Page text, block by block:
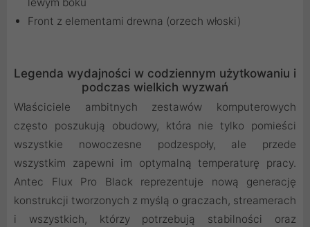
lewym boku
Front z elementami drewna (orzech włoski)
Legenda wydajności w codziennym użytkowaniu i
podczas wielkich wyzwań
Właściciele ambitnych zestawów komputerowych
często poszukują obudowy, która nie tylko pomieści
wszystkie nowoczesne podzespoły, ale przede
wszystkim zapewni im optymalną temperaturę pracy.
Antec Flux Pro Black reprezentuje nową generację
konstrukcji tworzonych z myślą o graczach, streamerach
i wszystkich, którzy potrzebują stabilności oraz